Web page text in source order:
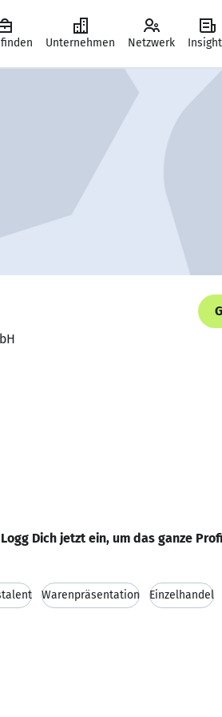
finden Unternehmen Netzwerk
Logg Dich jetzt ein, um das ganze
Warenpräsentation Einzelhandel